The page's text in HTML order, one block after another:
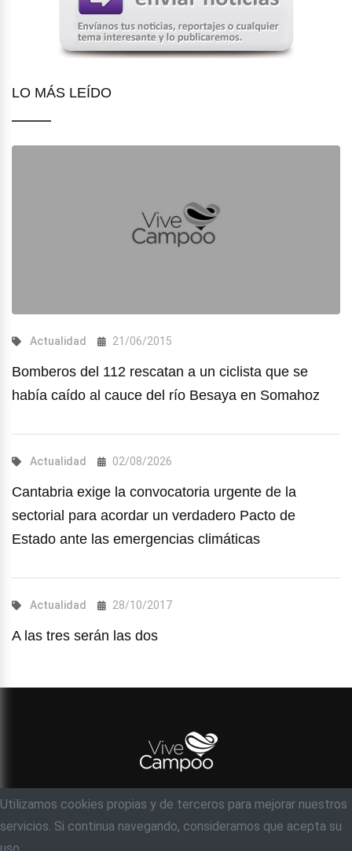
Utilizamos cookies propias y de terceros para mejorar nuestros
servicios. Si continua navegando, consideramos que acepta su
LO MÁS LEÍDO
Actualidad 21/06/2015
Bomberos del 112 rescatan a un ciclista que se
había caído al cauce del río Besaya en Somahoz
Actualidad 02/08/2026
Cantabria exige la convocatoria urgente de la
sectorial para acordar un verdadero Pacto de
Estado ante las emergencias climáticas
Actualidad 28/10/2017
A las tres serán las dos
© Objetivo 35 milímetros, S.C
Acerca de Contacto Ayuda
Aviso legal